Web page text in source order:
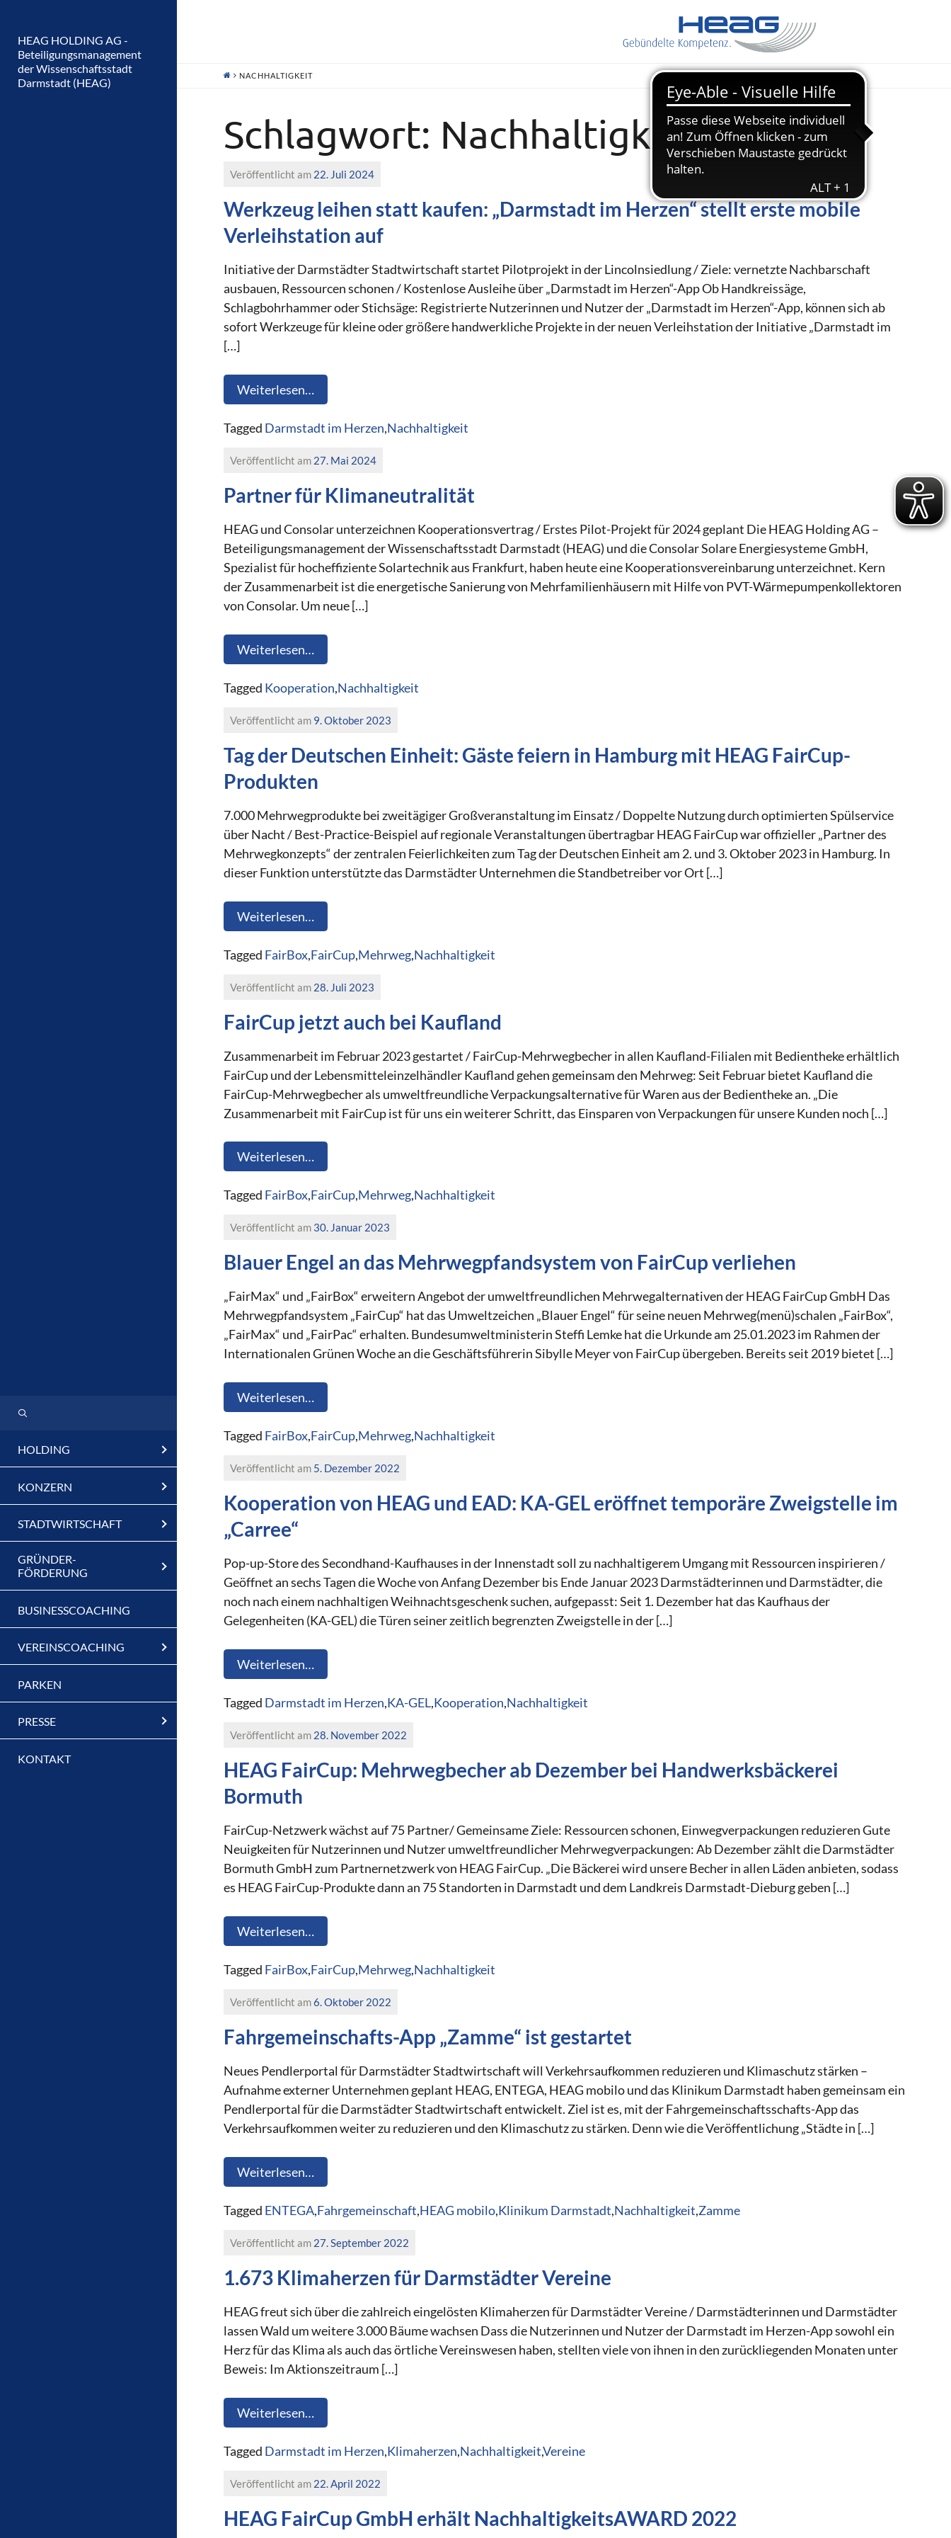
HEAG HOLDING AG -
Beteiligungsmanagement
der Wissenschaftsstadt
Darmstadt (HEAG)
HOLDING
KONZERN
STADTWIRTSCHAFT
GRÜNDER-
FÖRDERUNG
BUSINESSCOACHING
VEREINSCOACHING
PARKEN
PRESSE
KONTAKT
HEAG
NACHHALTIGKEIT
Schlagwort: Nachhaltigkeit
Veröffentlicht am 22. Juli 2024
Werkzeug leihen statt kaufen: „Darmstadt im Herzen“ stellt erste mobile
Verleihstation auf
Initiative der Darmstädter Stadtwirtschaft startet Pilotprojekt in der Lincolnsiedlung / Ziele: vernetzte Nachbarschaft
ausbauen, Ressourcen schonen / Kostenlose Ausleihe über „Darmstadt im Herzen“-App Ob Handkreissäge,
Schlagbohrhammer oder Stichsäge: Registrierte Nutzerinnen und Nutzer der „Darmstadt im Herzen“-App, können sich ab
sofort Werkzeuge für kleine oder größere handwerkliche Projekte in der neuen Verleihstation der Initiative „Darmstadt im
[…]
Weiterlesen…
Tagged Darmstadt im Herzen,Nachhaltigkeit
Veröffentlicht am 27. Mai 2024
Partner für Klimaneutralität
HEAG und Consolar unterzeichnen Kooperationsvertrag / Erstes Pilot-Projekt für 2024 geplant Die HEAG Holding AG –
Beteiligungsmanagement der Wissenschaftsstadt Darmstadt (HEAG) und die Consolar Solare Energiesysteme GmbH,
Spezialist für hocheffiziente Solartechnik aus Frankfurt, haben heute eine Kooperationsvereinbarung unterzeichnet. Kern
der Zusammenarbeit ist die energetische Sanierung von Mehrfamilienhäusern mit Hilfe von PVT-Wärmepumpenkollektoren
von Consolar. Um neue […]
Weiterlesen…
Tagged Kooperation,Nachhaltigkeit
Veröffentlicht am 9. Oktober 2023
Tag der Deutschen Einheit: Gäste feiern in Hamburg mit HEAG FairCup-
Produkten
7.000 Mehrwegprodukte bei zweitägiger Großveranstaltung im Einsatz / Doppelte Nutzung durch optimierten Spülservice
über Nacht / Best-Practice-Beispiel auf regionale Veranstaltungen übertragbar HEAG FairCup war offizieller „Partner des
Mehrwegkonzepts“ der zentralen Feierlichkeiten zum Tag der Deutschen Einheit am 2. und 3. Oktober 2023 in Hamburg. In
dieser Funktion unterstützte das Darmstädter Unternehmen die Standbetreiber vor Ort […]
Weiterlesen…
Tagged FairBox,FairCup,Mehrweg,Nachhaltigkeit
Veröffentlicht am 28. Juli 2023
FairCup jetzt auch bei Kaufland
Zusammenarbeit im Februar 2023 gestartet / FairCup-Mehrwegbecher in allen Kaufland-Filialen mit Bedientheke erhältlich
FairCup und der Lebensmitteleinzelhändler Kaufland gehen gemeinsam den Mehrweg: Seit Februar bietet Kaufland die
FairCup-Mehrwegbecher als umweltfreundliche Verpackungsalternative für Waren aus der Bedientheke an. „Die
Zusammenarbeit mit FairCup ist für uns ein weiterer Schritt, das Einsparen von Verpackungen für unsere Kunden noch […]
Weiterlesen…
Tagged FairBox,FairCup,Mehrweg,Nachhaltigkeit
Veröffentlicht am 30. Januar 2023
Blauer Engel an das Mehrwegpfandsystem von FairCup verliehen
„FairMax“ und „FairBox“ erweitern Angebot der umweltfreundlichen Mehrwegalternativen der HEAG FairCup GmbH Das
Mehrwegpfandsystem „FairCup“ hat das Umweltzeichen „Blauer Engel“ für seine neuen Mehrweg(menü)schalen „FairBox“,
„FairMax“ und „FairPac“ erhalten. Bundesumweltministerin Steffi Lemke hat die Urkunde am 25.01.2023 im Rahmen der
Internationalen Grünen Woche an die Geschäftsführerin Sibylle Meyer von FairCup übergeben. Bereits seit 2019 bietet […]
Weiterlesen…
Tagged FairBox,FairCup,Mehrweg,Nachhaltigkeit
Veröffentlicht am 5. Dezember 2022
Kooperation von HEAG und EAD: KA-GEL eröffnet temporäre Zweigstelle im
„Carree“
Pop-up-Store des Secondhand-Kaufhauses in der Innenstadt soll zu nachhaltigerem Umgang mit Ressourcen inspirieren /
Geöffnet an sechs Tagen die Woche von Anfang Dezember bis Ende Januar 2023 Darmstädterinnen und Darmstädter, die
noch nach einem nachhaltigen Weihnachtsgeschenk suchen, aufgepasst: Seit 1. Dezember hat das Kaufhaus der
Gelegenheiten (KA-GEL) die Türen seiner zeitlich begrenzten Zweigstelle in der […]
Weiterlesen…
Tagged Darmstadt im Herzen,KA-GEL,Kooperation,Nachhaltigkeit
Veröffentlicht am 28. November 2022
HEAG FairCup: Mehrwegbecher ab Dezember bei Handwerksbäckerei
Bormuth
FairCup-Netzwerk wächst auf 75 Partner/ Gemeinsame Ziele: Ressourcen schonen, Einwegverpackungen reduzieren Gute
Neuigkeiten für Nutzerinnen und Nutzer umweltfreundlicher Mehrwegverpackungen: Ab Dezember zählt die Darmstädter
Bormuth GmbH zum Partnernetzwerk von HEAG FairCup. „Die Bäckerei wird unsere Becher in allen Läden anbieten, sodass
es HEAG FairCup-Produkte dann an 75 Standorten in Darmstadt und dem Landkreis Darmstadt-Dieburg geben […]
Weiterlesen…
Tagged FairBox,FairCup,Mehrweg,Nachhaltigkeit
Veröffentlicht am6. Oktober 2022
Fahrgemeinschafts-App „Zamme“ ist gestartet
Neues Pendlerportal für Darmstädter Stadtwirtschaft will Verkehrsaufkommen reduzieren und Klimaschutz stärken –
Aufnahme externer Unternehmen geplant HEAG, ENTEGA, HEAG mobilo und das Klinikum Darmstadt haben gemeinsam ein
Pendlerportal für die Darmstädter Stadtwirtschaft entwickelt. Ziel ist es, mit der Fahrgemeinschaftsschafts-App das
Verkehrsaufkommen weiter zu reduzieren und den Klimaschutz zu stärken. Denn wie die Veröffentlichung „Städte in […]
Weiterlesen…
Tagged ENTEGA,Fahrgemeinschaft,HEAG mobilo,Klinikum Darmstadt,Nachhaltigkeit,Zamme
Veröffentlicht am 27. September 2022
1.673 Klimaherzen für Darmstädter Vereine
HEAG freut sich über die zahlreich eingelösten Klimaherzen für Darmstädter Vereine / Darmstädterinnen und Darmstädter
lassen Wald um weitere 3.000 Bäume wachsen Dass die Nutzerinnen und Nutzer der Darmstadt im Herzen-App sowohl ein
Herz für das Klima als auch das örtliche Vereinswesen haben, stellten viele von ihnen in den zurückliegenden Monaten unter
Beweis: Im Aktionszeitraum […]
Weiterlesen…
Tagged Darmstadt im Herzen,Klimaherzen,Nachhaltigkeit,Vereine
Veröffentlicht am 22. April 2022
HEAG FairCup GmbH erhält NachhaltigkeitsAWARD 2022